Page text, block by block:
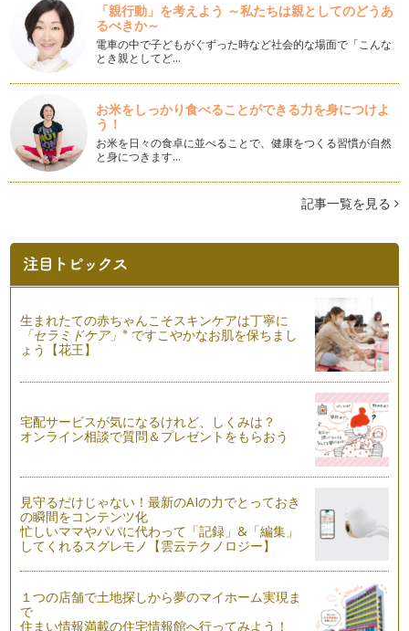
ドライチェリーとローズのベーグル
桜が散って・・・可愛い真っ赤なチェリーが実り始めるころ。
そんなチェリーを使ってベーグルを作…
コーンミールを使って、イングリッシュマフィンを作ってみよ
う！！ 米粉を少し入れて、中はもっ…
「Heartパン」レシピ
ふわふわのパン生地にドライチェリーと大きめに砕いたホワイ
トマトジュースのさわやかな酸味が新鮮。今回はトマト料理に
合うバジルの粉末を使いますが、タイ…
暖かさも、日に日に増し・・・春めいてきました・・・桜の花
もちらほら咲き始め、春の訪れを感じ…
「もっちり桜あんパン」レシピ
少しずつ少しずつ暖かくなって、春に近づいています。何だか
「ひなまつりパン」レシピ
少しずつ季節は春に向かってます。もうすぐ、ひな祭り。桃の
花の隣には・・・お内裏様とお雛様を…
アポロで「雪だるまパン」レシピ
みんなの大好きなアポロのチョコレートを使って、パン生地で
可愛い雪だるまを作ってみよう！ 小…
「白いテントウムシ」パン
白くてふわふわのパン。大人も子どもも、食べやすくてパクパ
ク。 普段よりも低温で焼い…
「親行動」を考えよう ～私たちは親としてのどうあ
るべきか～
電車の中で子どもがぐずった時など社会的な場面で「こんな
とき親としてど…
お米をしっかり食べることができる力を身につけよ
う！
お米を日々の食卓に並べることで、健康をつくる習慣が自然
と身につきます…
記事一覧を見る
生まれたての赤ちゃんこそスキンケアは丁寧に
「セラミドケア」※ ですこやかなお肌を保ちまし
ょう【花王】
宅配サービスが気になるけれど、しくみは？
オンライン相談で質問＆プレゼントをもらおう
見守るだけじゃない！最新のAIの力でとっておき
の瞬間をコンテンツ化
忙しいママやパパに代わって「記録」&「編集」
してくれるスグレモノ【雲云テクノロジー】
１つの店舗で土地探しから夢のマイホーム実現ま
で
住まい情報満載の住宅情報館へ行ってみよう！